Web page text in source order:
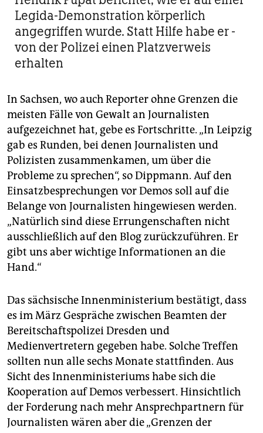
Legida-Demonstration körperlich
angegriffen wurde. Statt Hilfe habe er ­
von der Polizei einen Platzverweis
erhalten
In Sachsen, wo auch Reporter ohne Grenzen die
meisten Fälle von Gewalt an Journalisten
aufgezeichnet hat, gebe es Fortschritte. „In Leipzig
gab es Runden, bei denen Journalisten und
Polizisten zusammenkamen, um über die
Probleme zu sprechen“, so Dippmann. Auf den
Einsatzbesprechungen vor Demos soll auf die
Belange von Journalisten hingewiesen werden.
„Natürlich sind diese Errungenschaften nicht
ausschließlich auf den Blog zurückzuführen. Er
gibt uns aber wichtige Informationen an die
Hand.“
Das sächsische Innenministerium bestätigt, dass
es im März Gespräche zwischen Beamten der
Bereitschaftspolizei Dresden und
Medienvertretern gegeben habe. Solche Treffen
sollten nun alle sechs Monate stattfinden. Aus
Sicht des Innenministeriums habe sich die
Kooperation auf Demos verbessert. Hinsichtlich
der Forderung nach mehr Ansprechpartnern für
Journalisten wären aber die „Grenzen der